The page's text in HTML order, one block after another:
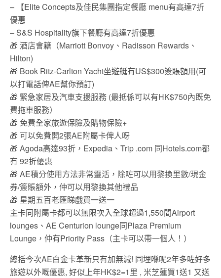
– 【Elite Concepts及佳民集團指定餐廳 menu有高達7折
優惠
– S&S Hospitality旗下餐廳有高達7折優惠
🎁 酒店會籍（Marriott Bonvoy、Radisson Rewards、
Hilton)
🎁 Book Ritz-Carlton Yacht坐遊艇有US$300簽賬額用(可
以打電話俾AE幫你預訂)
🎁 緊急家居及汽車支援服務 (最抵係可以有HK$750內既免
費拖車服務）
🎁 免費全家旅遊保險及購物保險+
🎁 可以免費開2張AE附屬卡俾人呀
🎁 Agoda高達93折，Expedia、Trip .com 同Hotels.com都
有 92折優惠
🎁 AE積分使用方法非常靈活，除咗可以用黎換里數/現金
券/簽賬額外，仲可以用黎換其他禮品
🎁 星期五百老匯睇戲買一送一
主卡同附屬卡都可以無限次入全球超過1,550間Airport
lounges、AE Centurion lounge同Plaza Premium
Lounge，仲有Priority Pass（主卡可以帶一個人！）
總括今次AE白金卡革新只有加無減! 同埋喺呢2年多咗好多
旅遊以外嘅優惠, 好似上年HK$2=1里 , 米芝蓮買1送1 又送